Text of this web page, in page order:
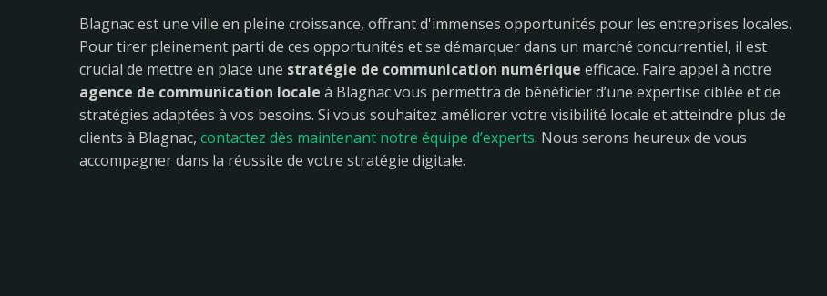
Blagnac est une ville en pleine croissance, offrant d'immenses opportunités pour les entreprises locales.
Pour tirer pleinement parti de ces opportunités et se démarquer dans un marché concurrentiel, il est
crucial de mettre en place une stratégie de communication numérique efficace. Faire appel à notre
agence de communication locale à Blagnac vous permettra de bénéficier d’une expertise ciblée et de
stratégies adaptées à vos besoins. Si vous souhaitez améliorer votre visibilité locale et atteindre plus de
clients à Blagnac,contactez dès maintenant notre équipe d’experts. Nous serons heureux de vous
accompagner dans la réussite de votre stratégie digitale.